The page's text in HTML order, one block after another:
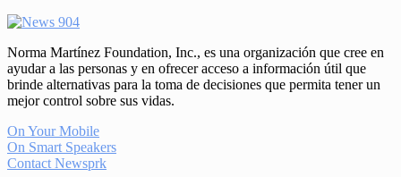
Norma Martínez Foundation, Inc., es una organización que cree en
ayudar a las personas y en ofrecer acceso a información útil que
brinde alternativas para la toma de decisiones que permita tener un
mejor control sobre sus vidas.
On Your Mobile
On Smart Speakers
Contact Newsprk